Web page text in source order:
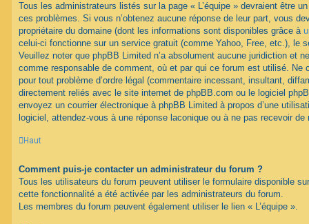
Tous les administrateurs listés sur la page « L’équipe » devraient être
ces problèmes. Si vous n’obtenez aucune réponse de leur part, vous
propriétaire du domaine (dont les informations sont disponibles grâce à
celui-ci fonctionne sur un service gratuit (comme Yahoo, Free, etc.), le
Veuillez noter que phpBB Limited n’a absolument aucune juridiction et
comme responsable de comment, où et par qui ce forum est utilisé. Ne
pour tout problème d’ordre légal (commentaire incessant, insultant,
directement reliés avec le site internet de phpBB.com ou le logiciel
envoyez un courrier électronique à phpBB Limited à propos d’une
logiciel, attendez-vous à une réponse laconique ou à ne pas recevoir de
Haut
Comment puis-je contacter un administrateur du forum ?
Tous les utilisateurs du forum peuvent utiliser le formulaire disponible
cette fonctionnalité a été activée par les administrateurs du forum.
Les membres du forum peuvent également utiliser le lien « L’équipe ».